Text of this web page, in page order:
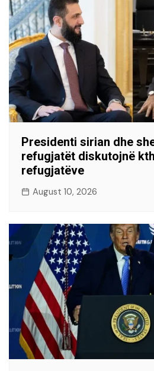
Presidenti sirian dhe
refugjatët diskutojnë
refugjatëve
August 10, 2026